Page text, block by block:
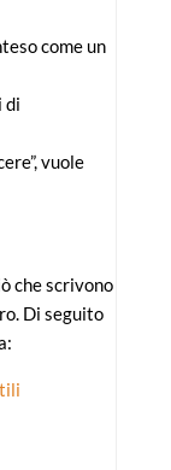
come un
di
vuole
che scrivono
Di seguito